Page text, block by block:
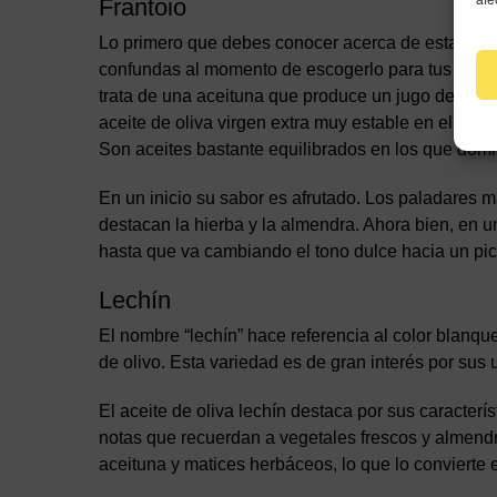
Frantoio
Lo primero que debes conocer acerca de esta
confundas al momento de escogerlo para tus
trata de una aceituna que produce un jugo de un
aceite de oliva virgen extra muy estable en el
Son aceites bastante equilibrados en los que
En un inicio su sabor es afrutado. Los paladares
destacan la hierba y la almendra. Ahora bien, en
hasta que va cambiando el tono dulce hacia un
Lechín
El nombre “lechín” hace referencia al color
de olivo. Esta variedad es de gran interés por
El aceite de oliva lechín destaca por sus
notas que recuerdan a vegetales frescos y
aceituna y matices herbáceos, lo que lo